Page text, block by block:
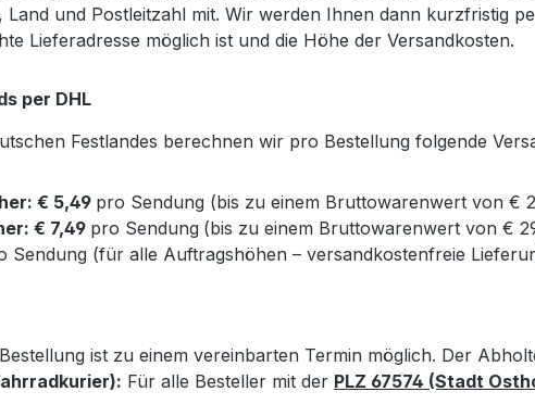
und Postleitzahl mit. Wir werden Ihnen dann kurzfristig
Lieferadresse möglich ist und die Höhe der Versandkosten.
per DHL
Festlandes berechnen wir pro Bestellung folgende
€ 5,49 pro Sendung (bis zu einem Bruttowarenwert von €
€ 7,49 pro Sendung (bis zu einem Bruttowarenwert von €
Sendung (für alle Auftragshöhen – versandkostenfreie
ist zu einem vereinbarten Termin möglich. Der
Für alle Besteller mit der PLZ 67574 (Stadt